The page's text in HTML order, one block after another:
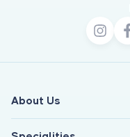
About Us